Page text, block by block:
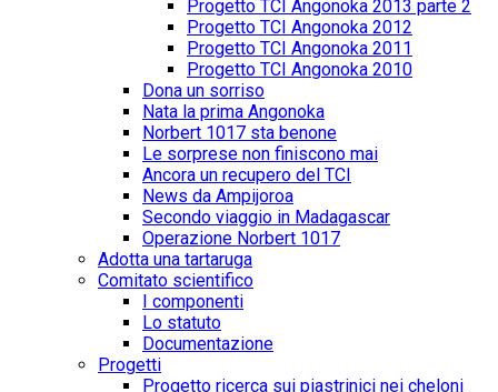
Progetto TCI Angonoka 2013 parte 2
Progetto TCI Angonoka 2012
Progetto TCI Angonoka 2011
Progetto TCI Angonoka 2010
Dona un sorriso
Nata la prima Angonoka
Norbert 1017 sta benone
Le sorprese non finiscono mai
Ancora un recupero del TCI
News da Ampijoroa
Secondo viaggio in Madagascar
Operazione Norbert 1017
Adotta una tartaruga
Comitato scientifico
I componenti
Lo statuto
Documentazione
Progetti
Progetto ricerca sui piastrinici nei cheloni